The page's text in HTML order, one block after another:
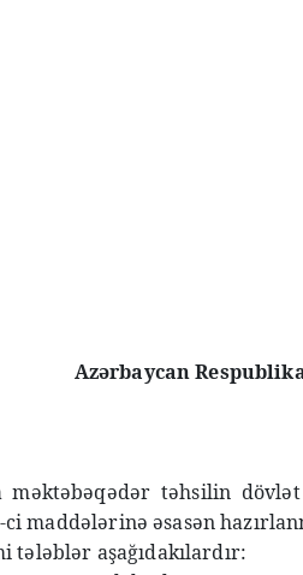
Azərbaycan
məktəbəqədər təhsilin
maddələrinə əsasən
tələblər aşağıdakılardır: